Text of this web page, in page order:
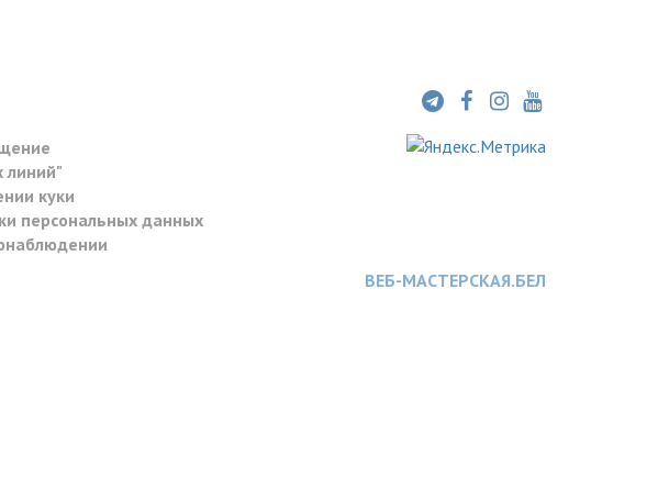
линий"
куки
персональных данных
ВЕБ-МАСТЕРСКАЯ.БЕЛ